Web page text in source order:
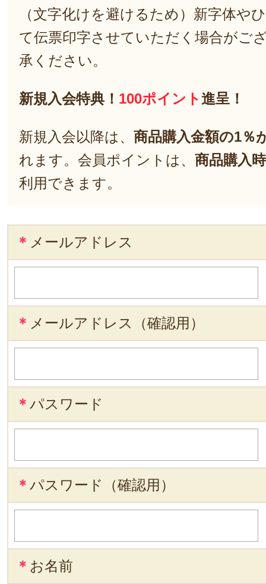
（文字化けを避けるため）新字体や
て伝票印字させていただく場合がご
承ください。
新規入会特典！ 100ポイント進呈！
新規入会以降は、 商品購入金額の1％
れます。会員ポイントは、 商品購入
利用できます。
＊ メールアドレス
＊ メールアドレス（確認用）
＊ パスワード
＊ パスワード（確認用）
＊ お名前